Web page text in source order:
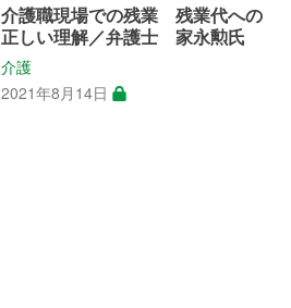
介護職現場での残業 残業代への
正しい理解／弁護士 家永勲氏
介護
2021年8月14日